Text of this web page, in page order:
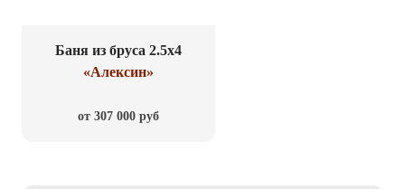
Баня из бруса 2.5x4
«Алексин»
от 307 000 руб